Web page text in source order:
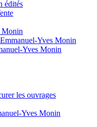
édités
Monin
Yves Monin
Yves Monin
les ouvrages
Yves Monin